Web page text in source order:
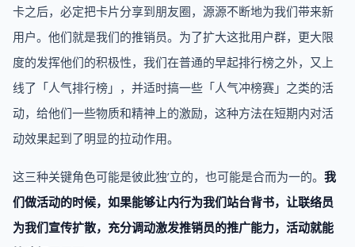
卡之后，必定把卡片分享到朋友圈，源源不断地为我们带来新
用户。他们就是我们的推销员。为了扩大这批用户群，更大限
度的发挥他们的积极性，我们在普通的早起排行榜之外，又上
线了「人气排行榜」，并适时搞一些「人气冲榜赛」之类的活
动，给他们一些物质和精神上的激励，这种方法在短期内对活
动效果起到了明显的拉动作用。
这三种关键角色可能是彼此独’立的，也可能是合而为一的。 我
们做活动的时候，如果能够让内行为我们站台背书，让联络员
为我们宣传扩散，充分调动激发推销员的推广能力，活动就能